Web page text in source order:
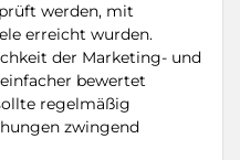
werden, mit
erreicht wurden.
der Marketing- und
bewertet
regelmäßig
zwingend